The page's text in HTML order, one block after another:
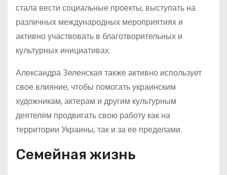
стала вести социальные проекты, выступать на
различных международных мероприятиях и
активно участвовать в благотворительных и
культурных инициативах.
Александра Зеленская также активно использует
свое влияние, чтобы помогать украинским
художникам, актерам и другим культурным
деятелям продвигать свою работу как на
территории Украины, так и за ее пределами.
Семейная жизнь